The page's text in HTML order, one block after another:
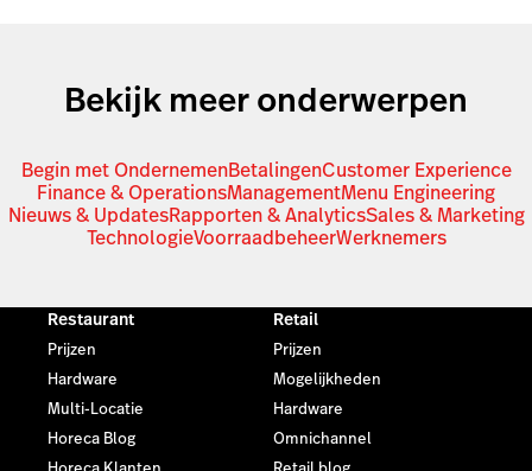
Bekijk meer onderwerpen
Begin met OndernemenBetalingenCustomer Experience
Finance & OperationsManagementMenu Engineering
Nieuws & UpdatesRapporten & AnalyticsSales & Marketing
TechnologieVoorraadbeheerWerknemers
Restaurant
Prijzen
Hardware
Multi-Locatie
Horeca Blog
Retail
Prijzen
Mogelijkheden
Hardware
Omnichannel